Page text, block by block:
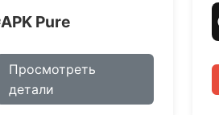
APK Pure
Просмотреть
детали